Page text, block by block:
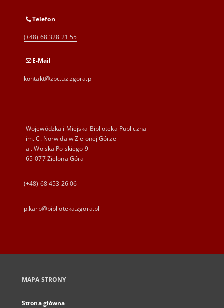
Telefon
(+48) 68 328 21 55
E-Mail
kontakt@zbc.uz.zgora.pl
Wojewódzka i Miejska Biblioteka Publiczna
im. C. Norwida w Zielonej Górze
al. Wojska Polskiego 9
65-077 Zielona Góra
(+48) 68 453 26 06
p.karp@biblioteka.zgora.pl
MAPA STRONY
Strona główna